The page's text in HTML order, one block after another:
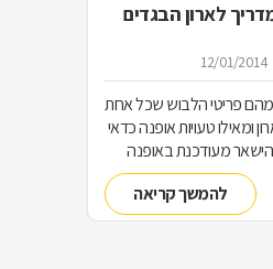
לארון הבגדים
12/01/2014
שאלת מיליון הדולר: מהם פריטי הלבוש שכל אחת
ומאילו טעויות אופנה כדאי
מעודכנת באופנה
שלמה כל עונה האמצעי:
להמשך קריאה